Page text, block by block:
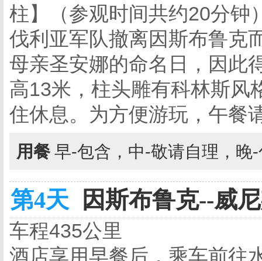
柱】（参观时间共约20分钟
伐利亚军队撤离因斯布鲁克
母亲圣安娜的命名日，因此
高13米，柱头雕有科林斯风
住休息。为方便游玩，午餐
用餐 早-包含，中-敬请自理，晚
第4天 因斯布鲁克--威
车程435公里
酒店享用早餐后，乘车前往